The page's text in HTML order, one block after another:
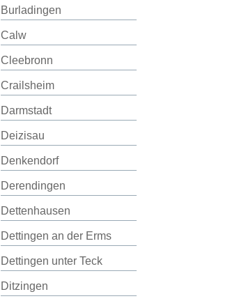
Burladingen
Calw
Cleebronn
Crailsheim
Darmstadt
Deizisau
Denkendorf
Derendingen
Dettenhausen
Dettingen an der Erms
Dettingen unter Teck
Ditzingen